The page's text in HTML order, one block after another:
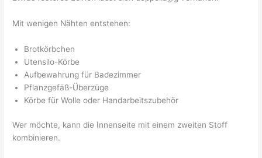
Mit wenigen Nähten entstehen:
Brotkörbchen
Utensilo-Körbe
Aufbewahrung für Badezimmer
Pflanzgefäß-Überzüge
Körbe für Wolle oder Handarbeitszubehör
Wer möchte, kann die Innenseite mit einem zweiten Stoff
kombinieren.